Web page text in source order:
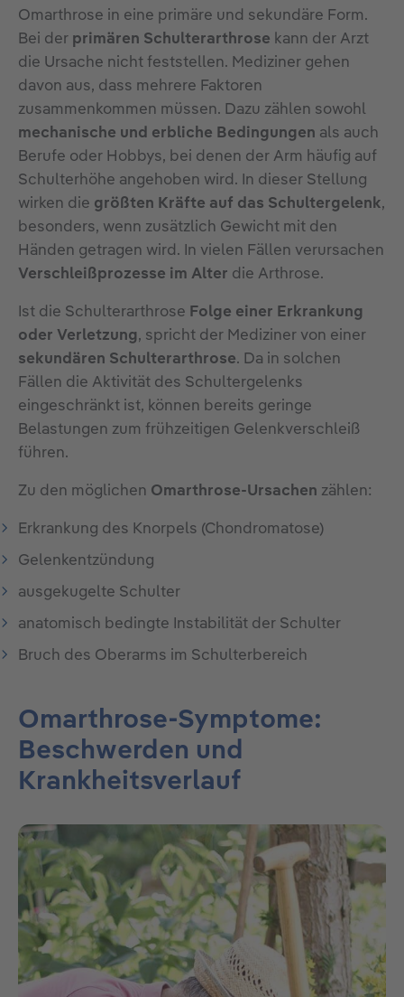
Omarthrose in eine primäre und sekundäre Form.
Bei der primären Schulterarthrose kann der Arzt
die Ursache nicht feststellen. Mediziner gehen
davon aus, dass mehrere Faktoren
zusammenkommen müssen. Dazu zählen sowohl
mechanische und erbliche Bedingungen als auch
Berufe oder Hobbys, bei denen der Arm häufig auf
Schulterhöhe angehoben wird. In dieser Stellung
wirken die größten Kräfte auf das Schultergelenk,
besonders, wenn zusätzlich Gewicht mit den
Händen getragen wird. In vielen Fällen verursachen
Verschleißprozesse im Alter die Arthrose.
Ist die Schulterarthrose Folge einer Erkrankung
oder Verletzung, spricht der Mediziner von einer
sekundären Schulterarthrose. Da in solchen
Fällen die Aktivität des Schultergelenks
eingeschränkt ist, können bereits geringe
Belastungen zum frühzeitigen Gelenkverschleiß
führen.
Zu den möglichen Omarthrose-Ursachen zählen:
Erkrankung des Knorpels (Chondromatose)
Gelenkentzündung
ausgekugelte Schulter
anatomisch bedingte Instabilität der Schulter
Bruch des Oberarms im Schulterbereich
Omarthrose-Symptome:
Beschwerden und
Krankheitsverlauf